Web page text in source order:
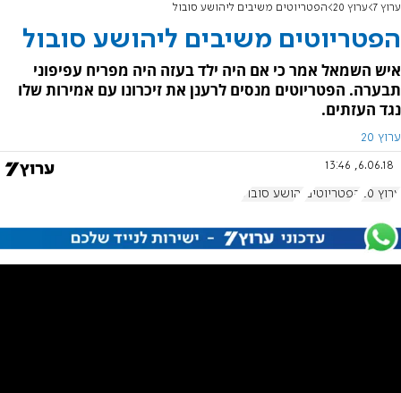
ערוץ 7 ערוץ 20 הפטריוטים משיבים ליהושע סובול
הפטריוטים משיבים ליהושע סובול
איש השמאל אמר כי אם היה ילד בעזה היה מפריח עפיפוני
תבערה. הפטריוטים מנסים לרענן את זיכרונו עם אמירות שלו
נגד העזתים.
ערוץ 20
6.06.18, 13:46
ערוץ 20 הפטריוטים יהושע סובול